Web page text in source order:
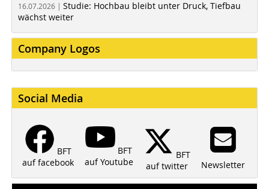
16.07.2026 | Studie: Hochbau bleibt unter Druck, Tiefbau
wächst weiter
Company Logos
Social Media
BFT
auf facebook
BFT
auf Youtube
BFT
auf twitter
Newsletter